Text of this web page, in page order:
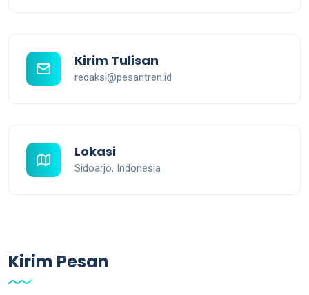
Kirim Tulisan
redaksi@pesantren.id
Lokasi
Sidoarjo, Indonesia
Kirim Pesan